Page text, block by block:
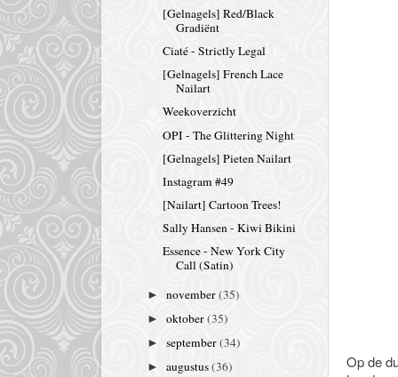
Op de
[Gelnagels] Red/Black
Gradiënt
Ciaté - Strictly Legal
[Gelnagels] French Lace
Nailart
Weekoverzicht
OPI - The Glittering Night
[Gelnagels] Pieten Nailart
Instagram #49
[Nailart] Cartoon Trees!
Sally Hansen - Kiwi Bikini
Essence - New York City
Call (Satin)
►november(35)
►oktober(35)
►september(34)
►augustus(36)